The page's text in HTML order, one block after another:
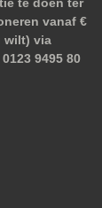
vanaf €
wilt) via
9495 80